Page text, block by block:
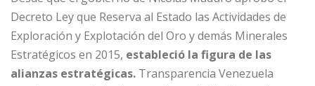
Decreto Ley que Reserva al Estado las Actividades de
Exploración y Explotación del Oro y demás Minerales
Estratégicos en 2015, estableció la figura de las
alianzas estratégicas. Transparencia Venezuela